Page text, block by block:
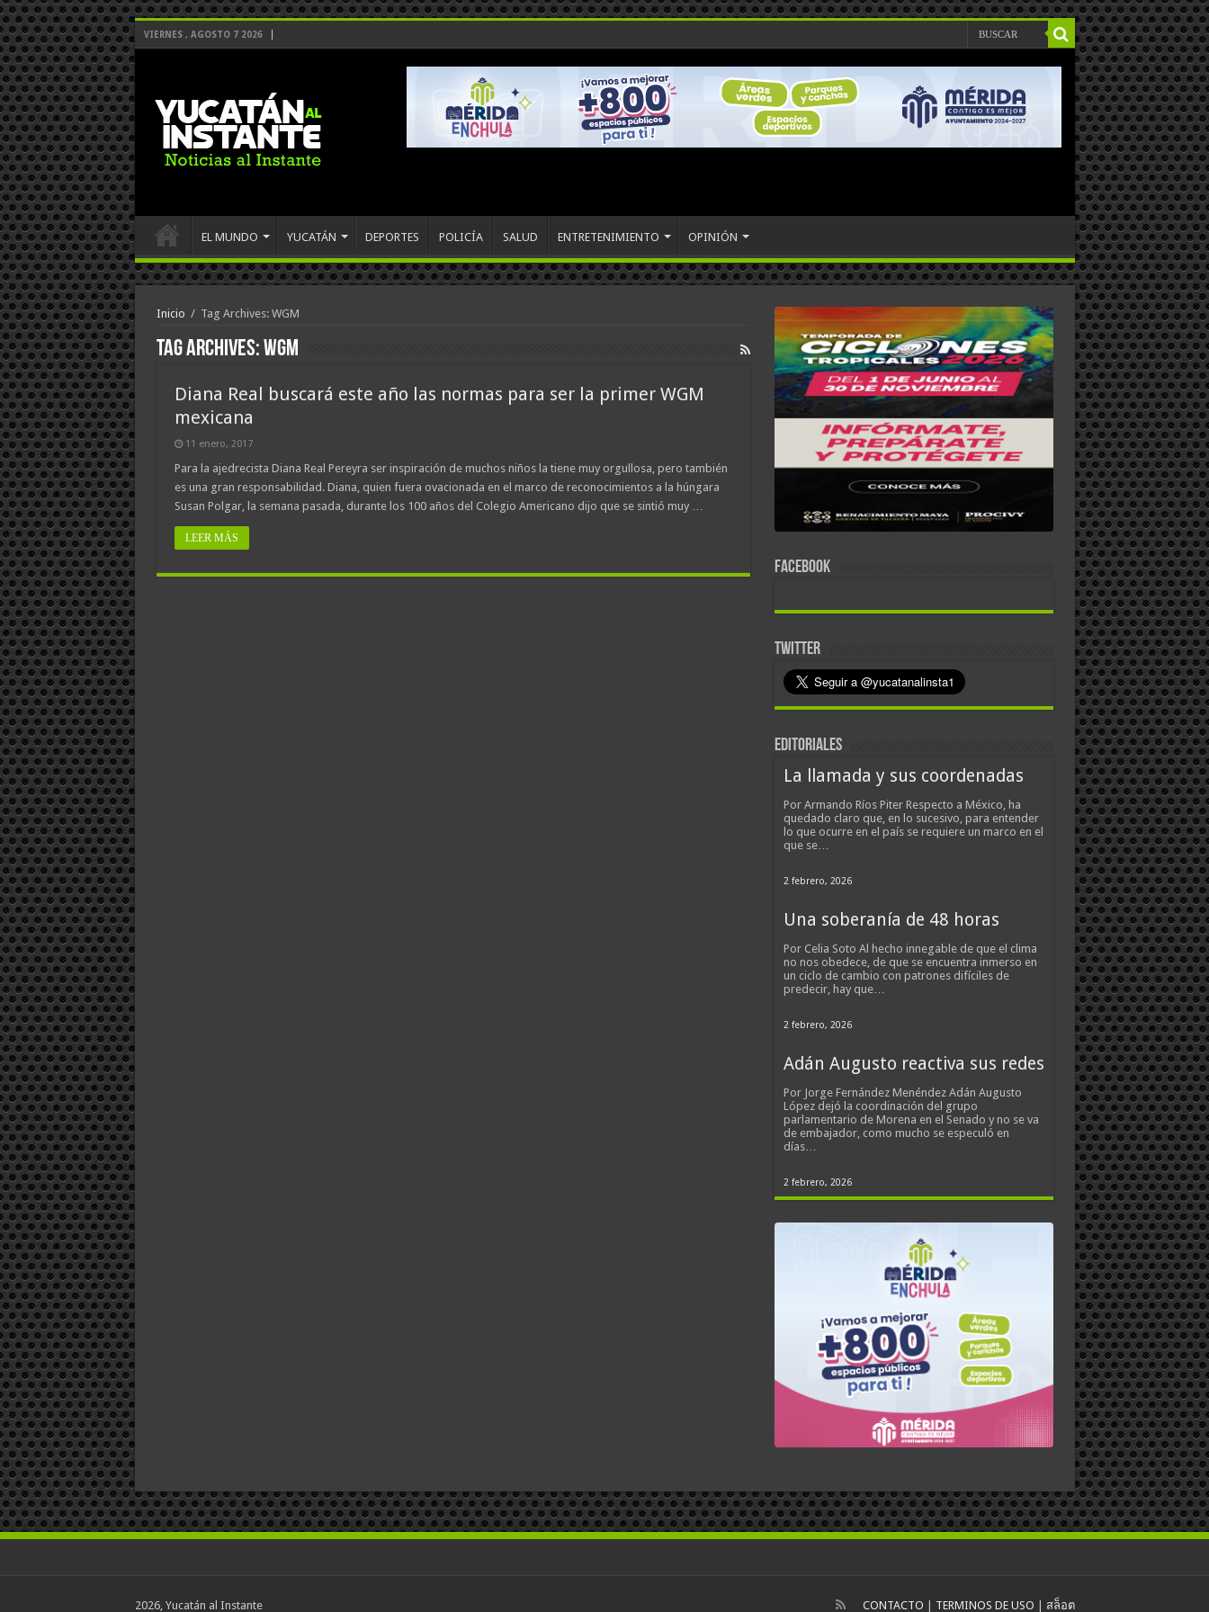
VIERNES , AGOSTO 7 2026
EL MUNDO YUCATÁN DEPORTES POLICÍA SALUD ENTRETENIMIENTO OPINIÓN
Inicio / Tag Archives: WGM
Tag Archives:WGM
Diana Real buscará este año las normas para ser la primer WGM
mexicana
11 enero, 2017
Para la ajedrecista Diana Real Pereyra ser inspiración de muchos niños la tiene muy orgullosa, pero también
es una gran responsabilidad. Diana, quien fuera ovacionada en el marco de reconocimientos a la húngara
Susan Polgar, la semana pasada, durante los 100 años del Colegio Americano dijo que se sintió muy …
LEER MÁS
FACEBOOK
TWITTER
EDITORIALES
La llamada y sus coordenadas
Por Armando Ríos Piter Respecto a México, ha
quedado claro que, en lo sucesivo, para entender
lo que ocurre en el país se requiere un marco en el
que se…
2 febrero, 2026
Una soberanía de 48 horas
Por Celia Soto Al hecho innegable de que el clima
no nos obedece, de que se encuentra inmerso en
un ciclo de cambio con patrones difíciles de
predecir, hay que…
2 febrero, 2026
Adán Augusto reactiva sus redes
Por Jorge Fernández Menéndez Adán Augusto
López dejó la coordinación del grupo
parlamentario de Morena en el Senado y no se va
de embajador, como mucho se especuló en
días…
2 febrero, 2026
CONTACTO TERMINOS DE USO สล็อต
2026, Yucatán al Instante